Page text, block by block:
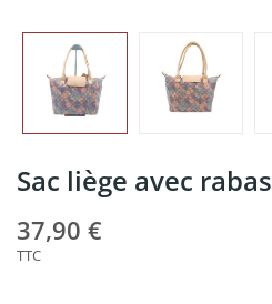
Sac liège avec rabas
37,90 €
TTC